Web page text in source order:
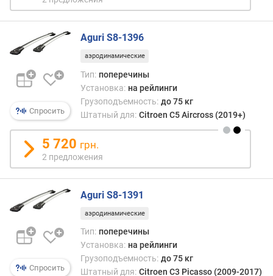
о
(
ш
)
о
л
-
в
о
п
р
ы
ж
м
Спросить
Aguri S8-1396
аэродинамические
Тип: поперечины
Установка: на рейлинги
Грузоподъемность: до 75 кг
Штатный для: Citroen C5 Aircross (2019+)
5 720 грн.
2 предложения
Спросить
Aguri S8-1391
аэродинамические
Тип: поперечины
Установка: на рейлинги
Грузоподъемность: до 75 кг
Штатный для: Citroen C3 Picasso (2009-2017)